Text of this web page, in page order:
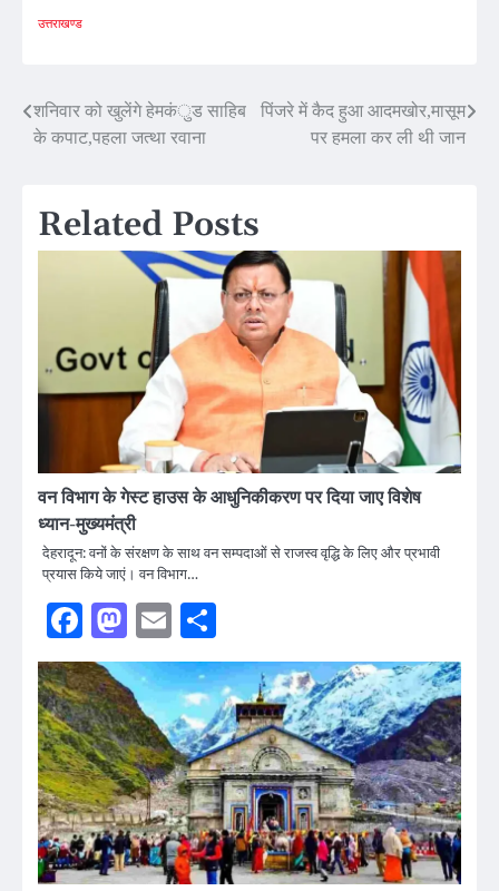
उत्तराखण्ड
Post
navigation
शनिवार को खुलेंगे हेमकंुड साहिब
के कपाट,पहला जत्था रवाना
पिंजरे में कैद हुआ आदमखोर,मासूम
पर हमला कर ली थी जान
Related Posts
वन विभाग के गेस्ट हाउस के आधुनिकीकरण पर दिया जाए विशेष
ध्यान-मुख्यमंत्री
देहरादून: वनों के संरक्षण के साथ वन सम्पदाओं से राजस्व वृद्धि के लिए और प्रभावी
प्रयास किये जाएं। वन विभाग…
Facebook
Mastodon
Email